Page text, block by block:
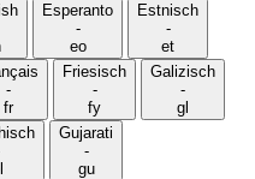
Esperanto
-
eo
Estnisch
-
et
-
fr
Friesisch
-
fy
Galizisch
-
gl
Gujarati
-
gu